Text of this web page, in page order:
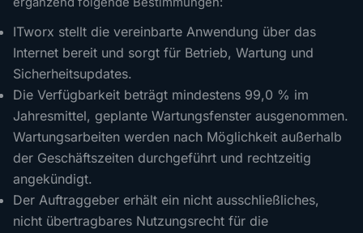
ITworx stellt die vereinbarte Anwendung über das
Internet bereit und sorgt für Betrieb, Wartung und
Sicherheitsupdates.
Die Verfügbarkeit beträgt mindestens 99,0 % im
Jahresmittel, geplante Wartungsfenster ausgenommen.
Wartungsarbeiten werden nach Möglichkeit außerhalb
der Geschäftszeiten durchgeführt und rechtzeitig
angekündigt.
Der Auftraggeber erhält ein nicht ausschließliches,
nicht übertragbares Nutzungsrecht für die